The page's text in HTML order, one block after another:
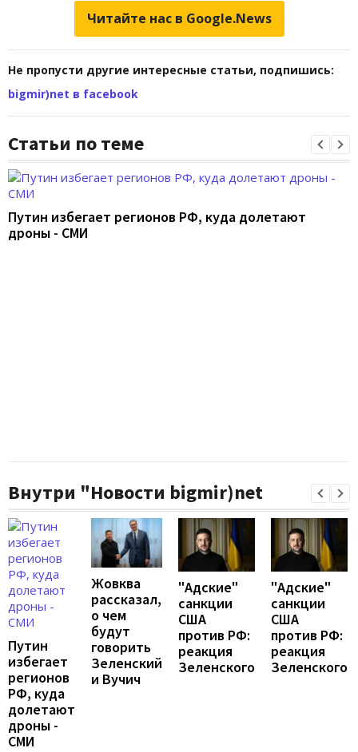
Читайте нас в Google.News
Не пропусти другие интересные статьи, подпишись:
bigmir)net в facebook
Статьи по теме
Путин избегает регионов РФ, куда долетают
дроны - СМИ
Внутри "Новости bigmir)net
Путин
избегает
регионов
РФ, куда
долетают
дроны -
СМИ
Жовква
рассказал,
о чем
будут
говорить
Зеленский
и Вучич
"Адские"
санкции
США
против РФ:
реакция
Зеленского
"Адские"
санкции
США
против РФ:
реакция
Зеленского